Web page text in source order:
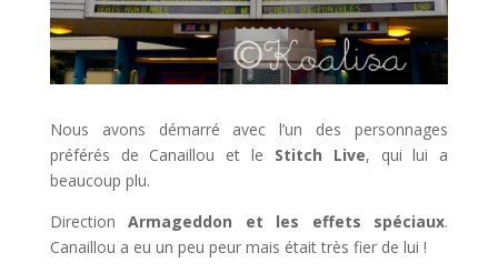
Nous avons démarré avec l’un des personnages
préférés de Canaillou et le Stitch Live, qui lui a
beaucoup plu.
DirectionArmageddon et les effets spéciaux.
Canaillou a eu un peu peur mais était très fier de lui !